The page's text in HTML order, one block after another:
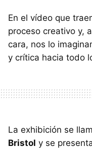
En el vídeo que
proceso creativo y,
cara, nos lo
y crítica hacia todo
La exhibición se
Bristol y se